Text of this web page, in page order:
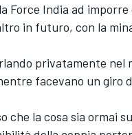
Force India ad
in futuro, con la
privatamente nel
facevano un giro
che la cosa sia ormai